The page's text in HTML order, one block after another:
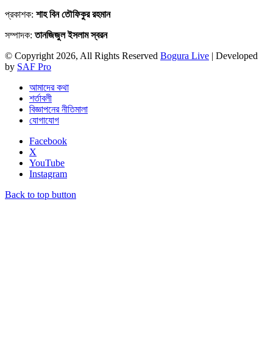
প্রকাশক: শাহ বিন তৌফিকুর রহমান
সম্পাদক:তানজিজুল ইসলাম স্বরন
© Copyright 2026, All Rights Reserved Bogura Live | Developed
by SAF Pro
আমাদের কথা
শর্তাবলী
বিজ্ঞাপনের নীতিমালা
যোগাযোগ
Facebook
X
YouTube
Instagram
Back to top button